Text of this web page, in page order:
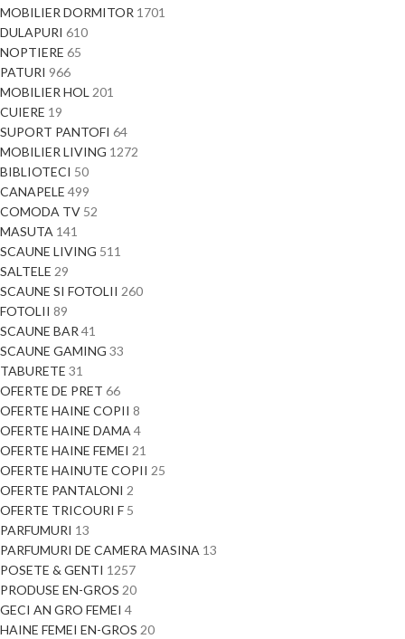
MOBILIER DORMITOR 1701
DULAPURI 610
NOPTIERE 65
PATURI 966
MOBILIER HOL 201
CUIERE 19
SUPORT PANTOFI 64
MOBILIER LIVING 1272
BIBLIOTECI 50
CANAPELE 499
COMODA TV 52
MASUTA 141
SCAUNE LIVING 511
SALTELE 29
SCAUNE SI FOTOLII 260
FOTOLII 89
SCAUNE BAR 41
SCAUNE GAMING 33
TABURETE 31
OFERTE DE PRET 66
OFERTE HAINE COPII 8
OFERTE HAINE DAMA 4
OFERTE HAINE FEMEI 21
OFERTE HAINUTE COPII 25
OFERTE PANTALONI 2
OFERTE TRICOURI F 5
PARFUMURI 13
PARFUMURI DE CAMERA MASINA 13
POSETE & GENTI 1257
PRODUSE EN-GROS 20
GECI AN GRO FEMEI 4
HAINE FEMEI EN-GROS 20